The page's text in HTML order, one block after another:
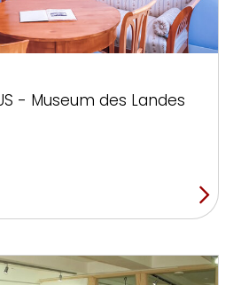
- Museum des Landes